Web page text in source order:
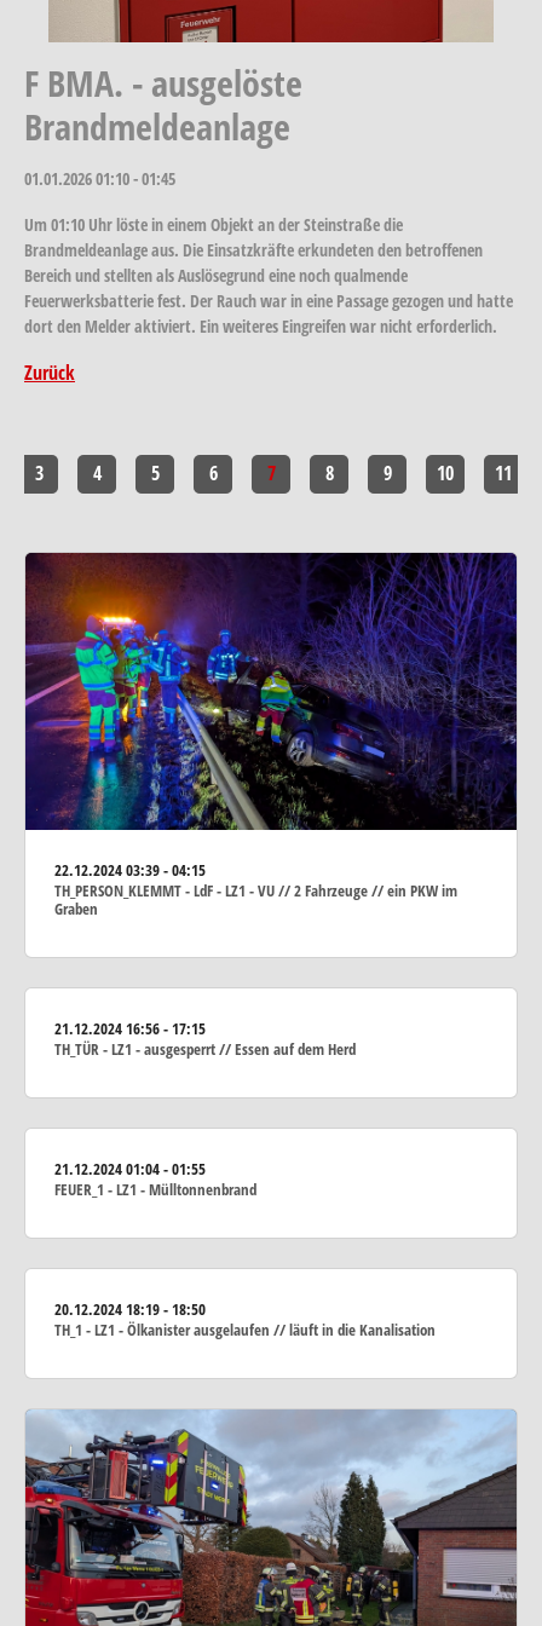
F BMA. - ausgelöste
Brandmeldeanlage
01.01.202601:10 - 01:45
Um 01:10 Uhr löste in einem Objekt an der Steinstraße die
Brandmeldeanlage aus. Die Einsatzkräfte erkundeten den betroffenen
Bereich und stellten als Auslösegrund eine noch qualmende
Feuerwerksbatterie fest. Der Rauch war in eine Passage gezogen und hatte
dort den Melder aktiviert. Ein weiteres Eingreifen war nicht erforderlich.
Zurück
3 4 5 6 7 8 9 10 11
22.12.202403:39 - 04:15
TH_PERSON_KLEMMT - LdF - LZ1 - VU // 2 Fahrzeuge // ein PKW im
Graben
21.12.202416:56 - 17:15
TH_TÜR - LZ1 - ausgesperrt // Essen auf dem Herd
21.12.202401:04 - 01:55
FEUER_1 - LZ1 - Mülltonnenbrand
20.12.202418:19 - 18:50
TH_1 - LZ1 - Ölkanister ausgelaufen // läuft in die Kanalisation